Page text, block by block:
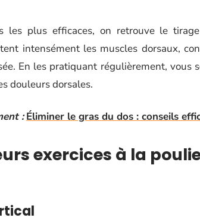
les plus efficaces, on retrouve le
intensément les muscles dorsaux,
En les pratiquant régulièrement, vous
douleurs dorsales.
: Éliminer le gras du dos : conseils
exercices à la